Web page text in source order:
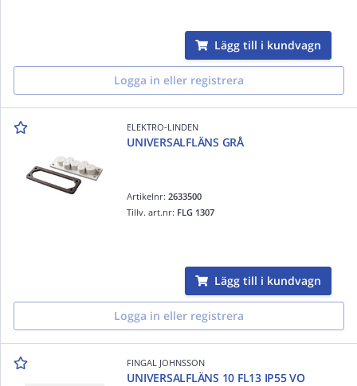
Lägg till i kundvagn
Logga in eller registrera
ELEKTRO-LINDEN
UNIVERSALFLÄNS GRÅ
Artikelnr:2633500
Tillv. art.nr: FLG 1307
Lägg till i kundvagn
Logga in eller registrera
FINGAL JOHNSSON
UNIVERSALFLÄNS 10 FL13 IP55 VO